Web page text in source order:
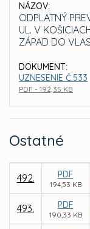
NÁZOV:
ODPLATNÝ
UL. V
ZÁPAD DO
DOKUMENT:
UZNESENIE Č.533
PDF - 192,35 KB
Ostatné
492. PDF
194,53 KB
493. PDF
190,33 KB